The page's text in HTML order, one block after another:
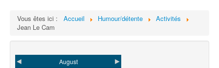
Vous êtes ici : Accueil Humour/détente
Activités
Jean Le Cam
◄ August ►